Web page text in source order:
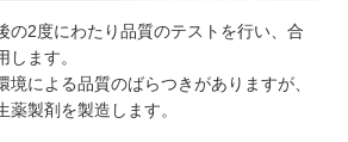
の2度にわたり品質のテストを行い、合
ます。
境による品質のばらつきがありますが、
製剤を製造します。